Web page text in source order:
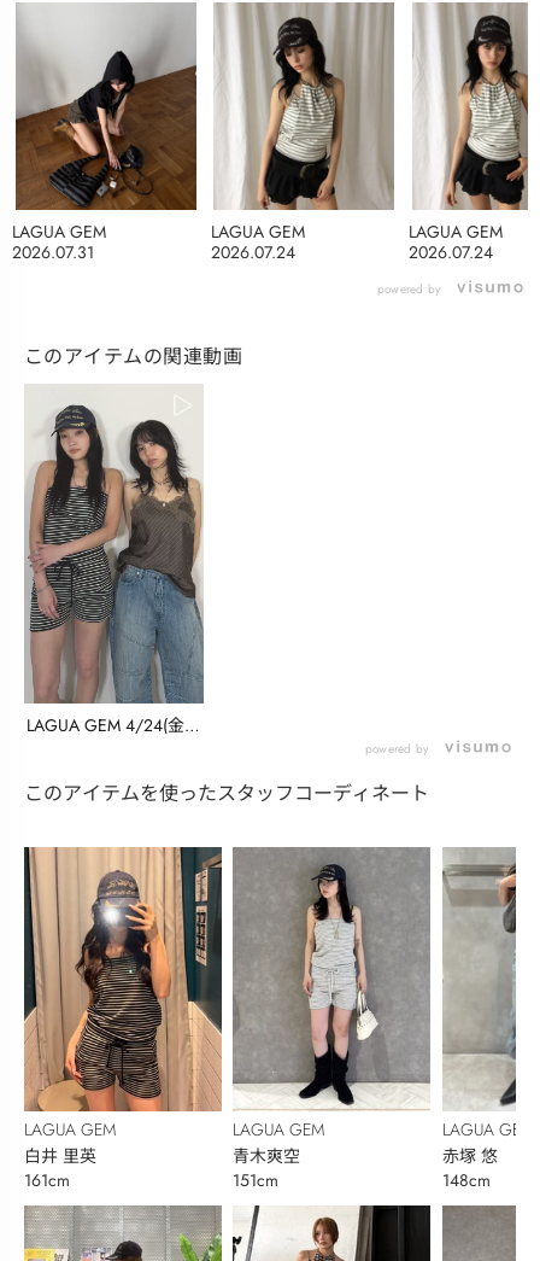
2026.07.31
LAGUA GEM
2026.07.24
LAGUA GEM
2026.07.24
LAGUA GEM
powered by
このアイテムの関連動画
LAGUA GEM 4/24(金)6
powered by
このアイテムを使ったスタッフコーディネート
LAGUA GEM
白井 里英
161cm
LAGUA GEM
青木爽空
151cm
LAGUA GEM
赤塚 悠
148cm